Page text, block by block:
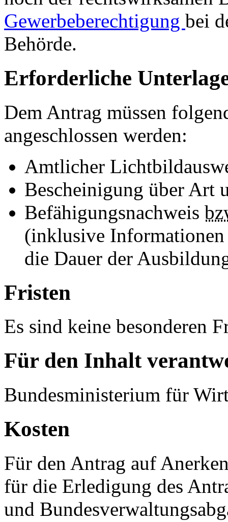
Gewerbeberechtigung bei
Behörde.
Erforderliche
Dem Antrag müssen
angeschlossen werden:
Amtlicher
Bescheinigung über Art
Befähigungsnachweis
(inklusive
die Dauer der
Fristen
Es sind keine besonderen
Für den Inhalt
Bundesministerium für
Kosten
Für den Antrag auf
für die Erledigung des
und